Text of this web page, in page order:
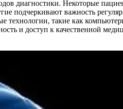
диагностики. Некоторые
подчеркивают важность
технологии, такие как
и доступ к качественной